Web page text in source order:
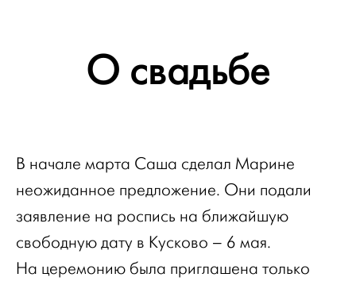
О свадьбе
В начале марта Саша сделал Марине
неожиданное предложение. Они подали
заявление на роспись на ближайшую
свободную дату в Кусково – 6 мая.
На церемонию была приглашена только